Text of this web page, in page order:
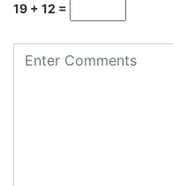
19 + 12 =